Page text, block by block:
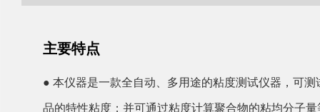
主要特点
● 本仪器是一款全自动、多用途的粘度测试仪器，可
品的特性粘度；并可通过粘度计算聚合物的粘均分子量